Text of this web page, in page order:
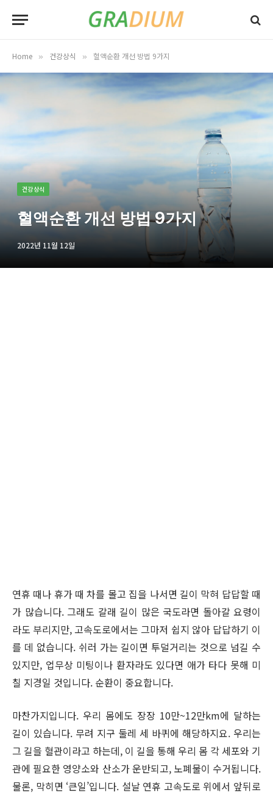
Home » 건강상식 » 혈액순환 개선 방법 9가지
건강상식
혈액순환 개선 방법 9가지
2022년 11월 12일
연휴 때나 휴가 때 차를 몰고 집을 나서면 길이 막혀 답답할 때
가 많습니다. 그래도 갈래 길이 많은 국도라면 돌아갈 요령이
라도 부리지만, 고속도로에서는 그마저 쉽지 않아 답답하기 이
를 데 없습니다. 쉬러 가는 길이면 투덜거리는 것으로 넘길 수
있지만, 업무상 미팅이나 환자라도 있다면 애가 타다 못해 미
칠 지경일 것입니다. 순환이 중요합니다.
마찬가지입니다. 우리 몸에도 장장 10만~12만km에 달하는
길이 있습니다. 무려 지구 둘레 세 바퀴에 해당하지요. 우리는
그 길을 혈관이라고 하는데, 이 길을 통해 우리 몸 각 세포와 기
관에 필요한 영양소와 산소가 운반되고, 노폐물이 수거됩니다.
물론, 막히면 ‘큰일’입니다. 설날 연휴 고속도로 위에서 앞뒤로